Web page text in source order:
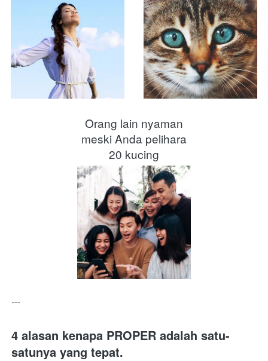
Orang lain nyaman
meski Anda pelihara
20 kucing
---
4 alasan kenapa PROPER adalah satu-
satunya yang tepat.